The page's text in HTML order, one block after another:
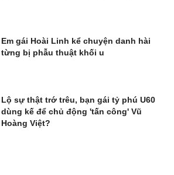
Em gái Hoài Linh kể chuyện danh hài
từng bị phẫu thuật khối u
Lộ sự thật trớ trêu, bạn gái tỷ phú U60
dùng kế để chủ động 'tấn công' Vũ
Hoàng Việt?